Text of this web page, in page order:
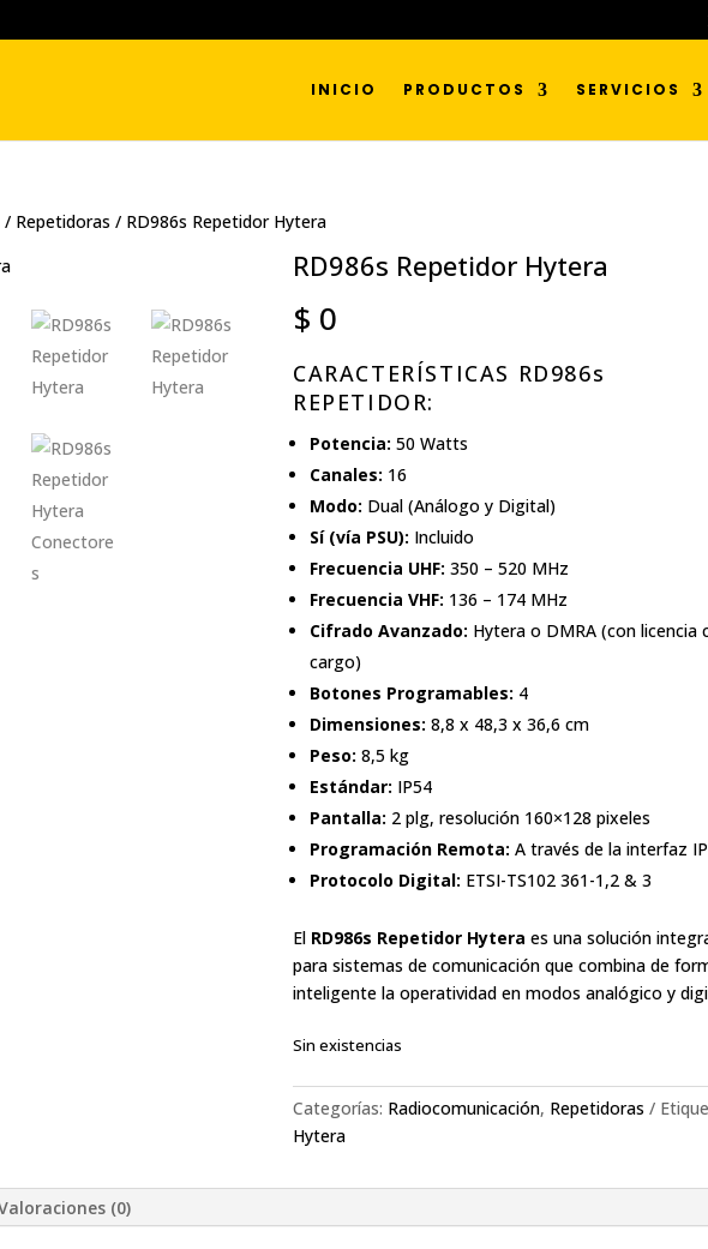
INICIO PRODUCTOS SERVICIOS
/ Repetidoras / RD986s Repetidor Hytera
RD986s Repetidor Hytera
$ 0
CARACTERÍSTICAS RD986s
REPETIDOR:
Potencia: 50 Watts
Canales: 16
Modo: Dual (Análogo y Digital)
Sí (vía PSU): Incluido
Frecuencia UHF: 350 – 520 MHz
Frecuencia VHF: 136 – 174 MHz
Cifrado Avanzado: Hytera o DMRA (con licencia
cargo)
Botones Programables: 4
Dimensiones: 8,8 x 48,3 x 36,6 cm
Peso: 8,5 kg
Estándar: IP54
Pantalla: 2 plg, resolución 160×128 pixeles
Programación Remota: A través de la interfaz IP
Protocolo Digital: ETSI-TS102 361-1,2 & 3
El RD986s Repetidor Hytera es una solución
para sistemas de comunicación que combina de
inteligente la operatividad en modos analógico y
Sin existencias
Categorías: Radiocomunicación, Repetidoras
Hytera
(0)